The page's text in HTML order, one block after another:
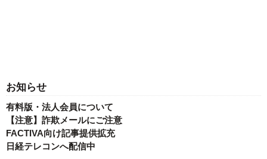
お知らせ
有料版・法人会員について
【注意】詐欺メールにご注意
FACTIVA向け記事提供拡充
日経テレコンへ配信中